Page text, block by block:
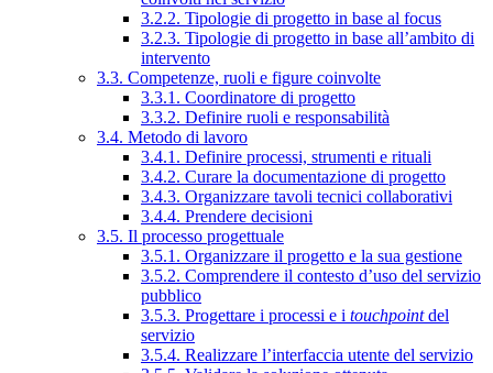
3.2.2. Tipologie di progetto in base al focus
3.2.3. Tipologie di progetto in base all’ambito di
intervento
3.3. Competenze, ruoli e figure coinvolte
3.3.1. Coordinatore di progetto
3.3.2. Definire ruoli e responsabilità
3.4. Metodo di lavoro
3.4.1. Definire processi, strumenti e rituali
3.4.2. Curare la documentazione di progetto
3.4.3. Organizzare tavoli tecnici collaborativi
3.4.4. Prendere decisioni
3.5. Il processo progettuale
3.5.1. Organizzare il progetto e la sua gestione
3.5.2. Comprendere il contesto d’uso del servizio
pubblico
3.5.3. Progettare i processi e i touchpointdel
servizio
3.5.4. Realizzare l’interfaccia utente del servizio